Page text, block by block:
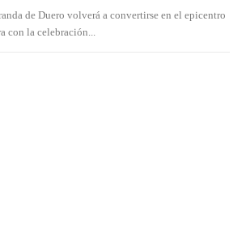
de Duero volverá a convertirse en el epicentro
con la celebración...